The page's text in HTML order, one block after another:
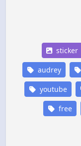
sticker
audrey
youtube
free